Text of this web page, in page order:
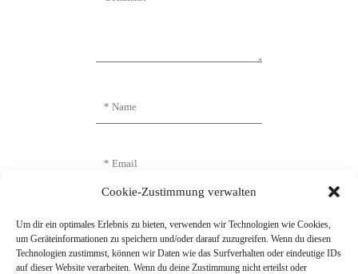
Cookie-Zustimmung verwalten
Um dir ein optimales Erlebnis zu bieten, verwenden wir Technologien wie Cookies,
um Geräteinformationen zu speichern und/oder darauf zuzugreifen. Wenn du diesen
Technologien zustimmst, können wir Daten wie das Surfverhalten oder eindeutige IDs
auf dieser Website verarbeiten. Wenn du deine Zustimmung nicht erteilst oder